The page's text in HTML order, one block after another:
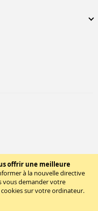
offrir une meilleure
à la nouvelle directive
vous demander votre
sur votre ordinateur.